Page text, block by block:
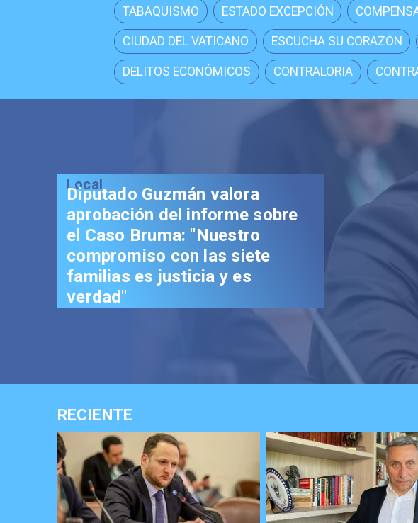
TABAQUISMO ESTADO EXCEPCIÓN
CIUDAD DEL VATICANO ESCUCHA SU CORAZÓN
DELITOS ECONÓMICOS CONTRALORIA
Local
Senador Vial celebra
aprobación del proyecto de
Reconstrucción: "Es un hito
trascendental en beneficio de
los chilenos"
RECIENTE